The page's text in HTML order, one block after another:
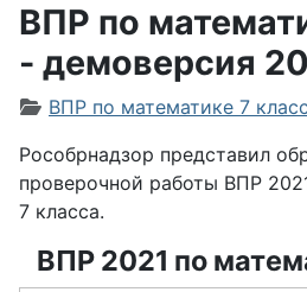
ВПР по
- демоверсия
Информация о материале
ВПР по математике 7 класс
Рособрнадзор представил
проверочной работы ВПР
7 класса.
ВПР 2021 по